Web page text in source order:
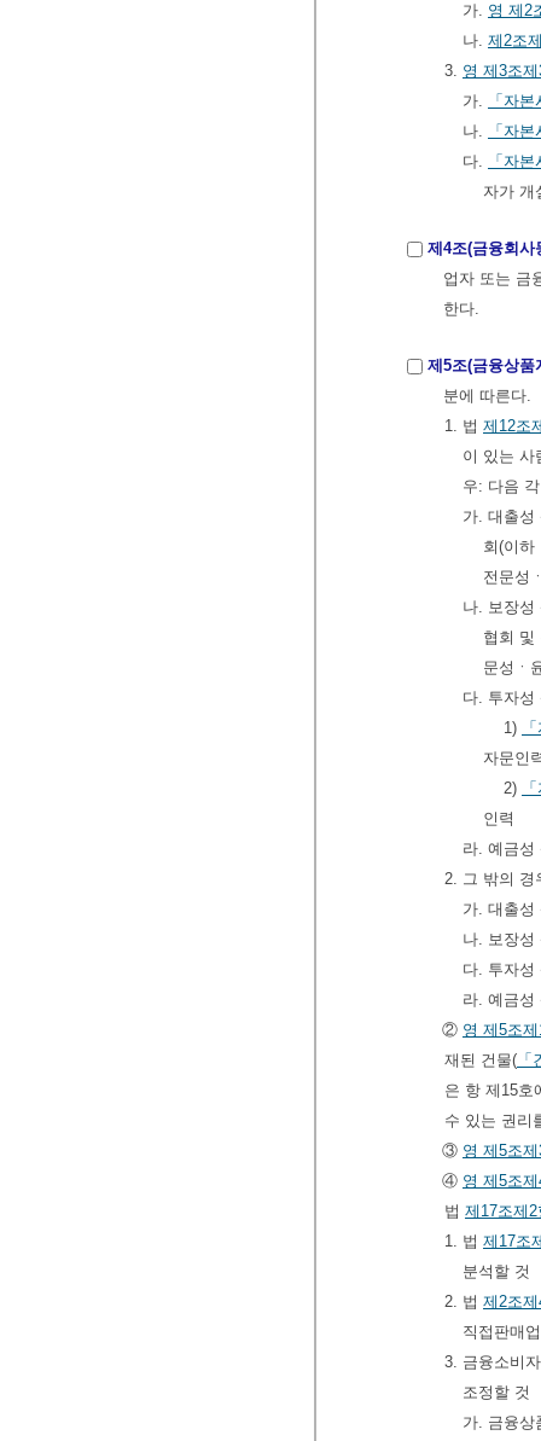
가. 영 제2
나. 제2조
3. 영 제3조
가.
「자
나.
「자
다.
「자
자가 개
제4조(금융회사
업자 또는 금
한다.
제5조(금융상품
분에 따른다.
1. 법 제12조
이 있는 사
우: 다음
가. 대출
회(이하
전문성
나. 보장
협회 및
문성ㆍ
다. 투자성
1)
자문인
2)
인력
라. 예금성
2. 그 밖의 경
가. 대출성
나. 보장성
다. 투자성
라. 예금성
② 영 제5조
재된 건물(
은 항 제15호
수 있는 권리
③ 영 제5조
④ 영 제5조
법 제17조제2
1. 법 제17조
분석할 것
2. 법 제2조
직접판매
3. 금융소비
조정할 것
가. 금융상